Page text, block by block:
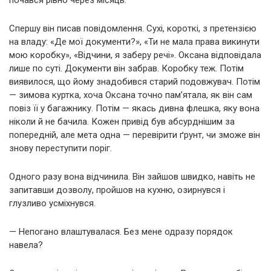
Спершу він писав повідомлення. Сухі, короткі, з претензією
на владу: «Де мої документи?», «Ти не мала права викинути
мою коробку», «Відчини, я заберу речі». Оксана відповідала
лише по суті. Документи він забрав. Коробку теж. Потім
виявилося, що йому знадобився старий подовжувач. Потім
— зимова куртка, хоча Оксана точно пам’ятала, як він сам
повіз її у багажнику. Потім — якась дивна флешка, яку вона
ніколи й не бачила. Кожен привід був абсурднішим за
попередній, але мета одна — перевірити ґрунт, чи зможе він
знову переступити поріг.
Одного разу вона відчинила. Він зайшов швидко, навіть не
запитавши дозволу, пройшов на кухню, озирнувся і
глузливо усміхнувся.
— Непогано влаштувалася. Без мене одразу порядок
навела?